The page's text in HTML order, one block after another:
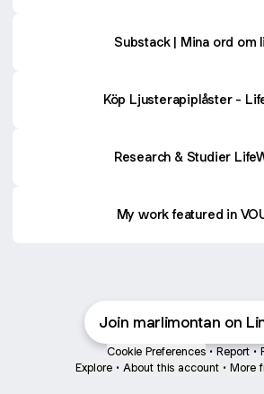
Substack | Mina ord om
Köp Ljusterapiplåster -
Research & Studier
My work featured in
Join marlimontan on
Cookie Preferences • Report •
Explore • About this account • More